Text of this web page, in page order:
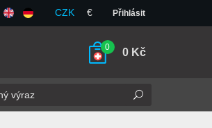
CZK € Přihlásit
0 0 Kč